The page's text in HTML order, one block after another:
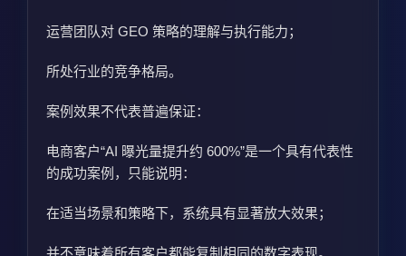
运营团队对 GEO 策略的理解与执行能力；
所处行业的竞争格局。
案例效果不代表普遍保证：
电商客户“AI 曝光量提升约 600%”是一个具有代表性
的成功案例，只能说明：
在适当场景和策略下，系统具有显著放大效果；
并不意味着所有客户都能复制相同的数字表现。